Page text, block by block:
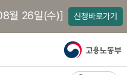
월 26일(수)] 신청바로가기